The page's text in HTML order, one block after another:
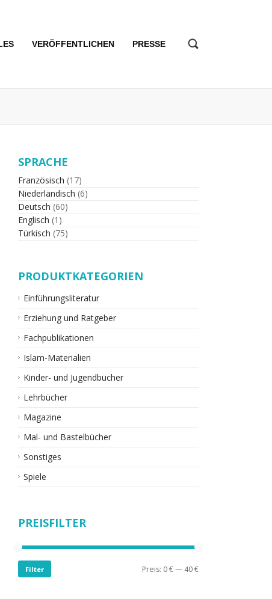
VERÖFFENTLICHEN PRESSE
SPRACHE
Französisch (17)
Niederländisch (6)
Deutsch (60)
Englisch (1)
Türkisch (75)
PRODUKTKATEGORIEN
Einführungsliteratur
Erziehung und Ratgeber
Fachpublikationen
Islam-Materialien
Kinder- und Jugendbücher
Lehrbücher
Magazine
Mal- und Bastelbücher
Sonstiges
Spiele
PREISFILTER
Filter Preis: 0 €— 40 €